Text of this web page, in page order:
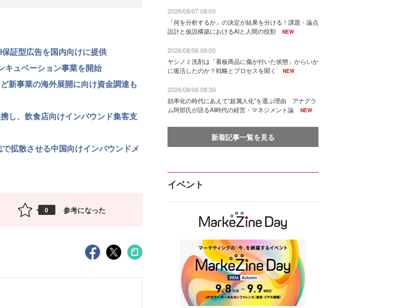
証型広告を国内向けに提供
ュベーション事業を開始
事業の海外展開に向け資金調達も
し、飲食店向けインバウンド集客支
拡散させる中国向けインバウンドメ
0 参考になった
2026/08/07 08:00
「何を分析するか」の決定が結果を分ける！課題・論点
設計と仮説構築におけるAIと人間の役割
NEW
2026/08/06 09:00
ヤシノミ洗剤は「看板商品に傷が付いた状態」からいか
に復活したのか？戦略とプロセスを聞く
NEW
2026/08/06 08:30
効率化の時代にあえて“超属人化”を選ぶ理由 アナグラ
ム阿部氏が語るAI時代の経営・マネジメント論
NEW
新着記事一覧を見る
イベント